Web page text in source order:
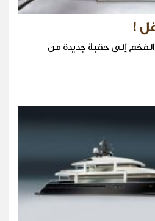
!
ينقلنا يخت Silver Angel الفخم إلى حقبة جديدة من